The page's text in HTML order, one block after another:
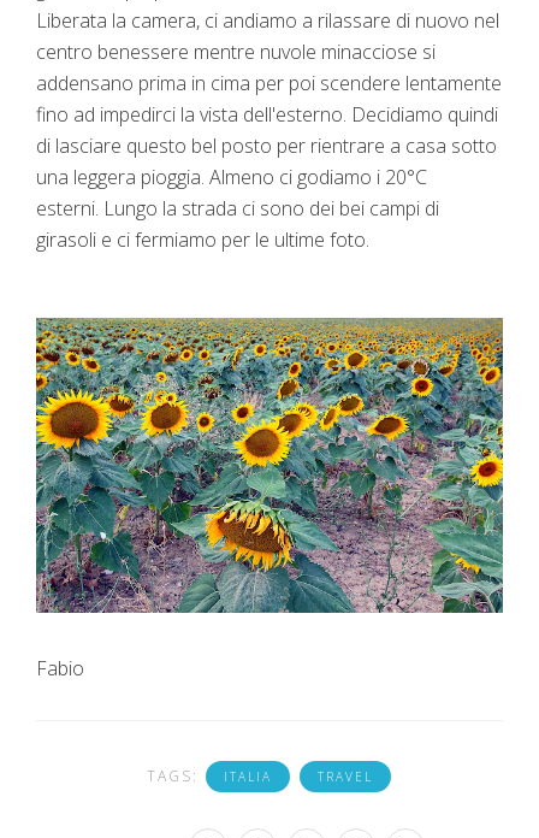
Liberata la camera, ci andiamo a rilassare di nuovo nel
centro benessere mentre nuvole minacciose si
addensano prima in cima per poi scendere lentamente
fino ad impedirci la vista dell'esterno. Decidiamo quindi
di lasciare questo bel posto per rientrare a casa sotto
una leggera pioggia. Almeno ci godiamo i 20°C
esterni. Lungo la strada ci sono dei bei campi di
girasoli e ci fermiamo per le ultime foto.
Fabio
TAGS: ITALIA TRAVEL